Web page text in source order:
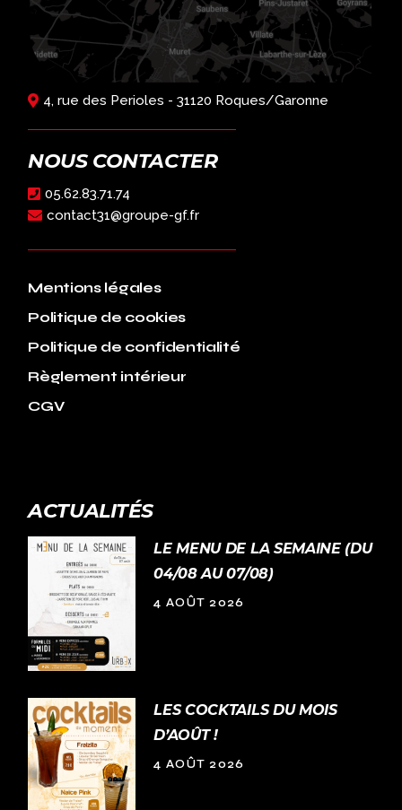
4, rue des Perioles - 31120 Roques/Garonne
NOUS CONTACTER
05.62.83.71.74
contact31@groupe-gf.fr
Mentions légales
Politique de cookies
Politique de confidentialité
Règlement intérieur
CGV
ACTUALITÉS
LE MENU DE LA SEMAINE (DU
04/08 AU 07/08)
4 AOÛT 2026
LES COCKTAILS DU MOIS
D’AOÛT !
4 AOÛT 2026